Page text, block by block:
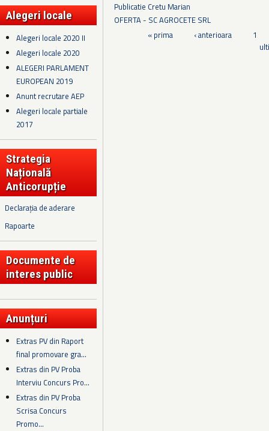
Alegeri locale
Alegeri locale 2020 II
Alegeri locale 2020
ALEGERI PARLAMENT
EUROPEAN 2019
Anunt recrutare AEP
Alegeri locale partiale
2017
Strategia
Națională
Anticorupție
Declarația de aderare
Rapoarte
Documente de
interes public
Anunțuri
Extras PV din Raport
final promovare gra...
Extras din PV Proba
Interviu Concurs Pro...
Extras din PV Proba
Scrisa Concurs
Promo...
Publicatie Cretu Marian
OFERTA - SC AGROCETE SRL
Pagini« prima ‹ anterioara
1